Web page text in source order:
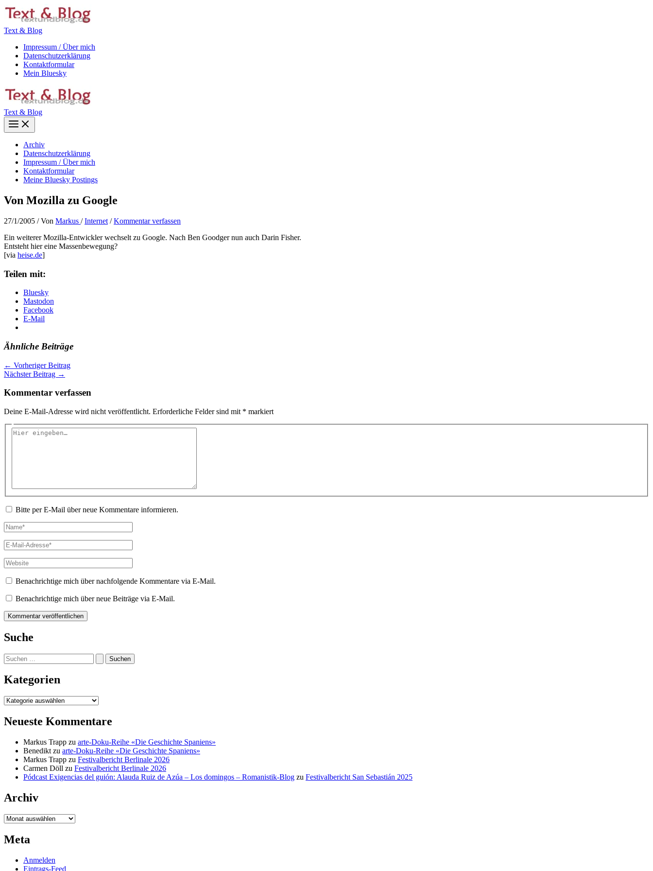
Zum
Inhalt
Text & Blog
Impressum / Über mich
Datenschutzerklärung
Kontaktformular
Mein Bluesky
Text & Blog
Main
Menu
Archiv
Datenschutzerklärung
Impressum / Über mich
Kontaktformular
Meine Bluesky Postings
Von Mozilla zu Google
27/1/2005 / Von Markus /Internet /Kommentar verfassen
Ein weiterer Mozilla-Entwickler wechselt zu Google. Nach Ben Goodger nun auch Darin Fisher.
Entsteht hier eine Massenbewegung?
[via heise.de]
Teilen mit:
Bluesky
Mastodon
Facebook
E-Mail
Ähnliche Beiträge
← Vorheriger Beitrag
Nächster Beitrag →
Kommentar verfassen
Deine E-Mail-Adresse wird nicht veröffentlicht. Erforderliche Felder sind mit * markiert
Hier
Bitte per E-Mail über neue Kommentare informieren.
Name*
E-
Mail-
Adresse*
Website
Benachrichtige mich über nachfolgende Kommentare via E-Mail.
Benachrichtige mich über neue Beiträge via E-Mail.
Suche
Suchen
nach:
Kategorien
Kategorien
Neueste Kommentare
Markus Trapp zu arte-Doku-Reihe «Die Geschichte Spaniens»
Benedikt zu arte-Doku-Reihe «Die Geschichte Spaniens»
Markus Trapp zu Festivalbericht Berlinale 2026
Carmen Döll zu Festivalbericht Berlinale 2026
Pódcast Exigencias del guión: Alauda Ruiz de Azúa – Los domingos – Romanistik-Blog zu Festivalbericht San Sebastián 2025
Archiv
Archiv
Meta
Anmelden
Eintrags-Feed